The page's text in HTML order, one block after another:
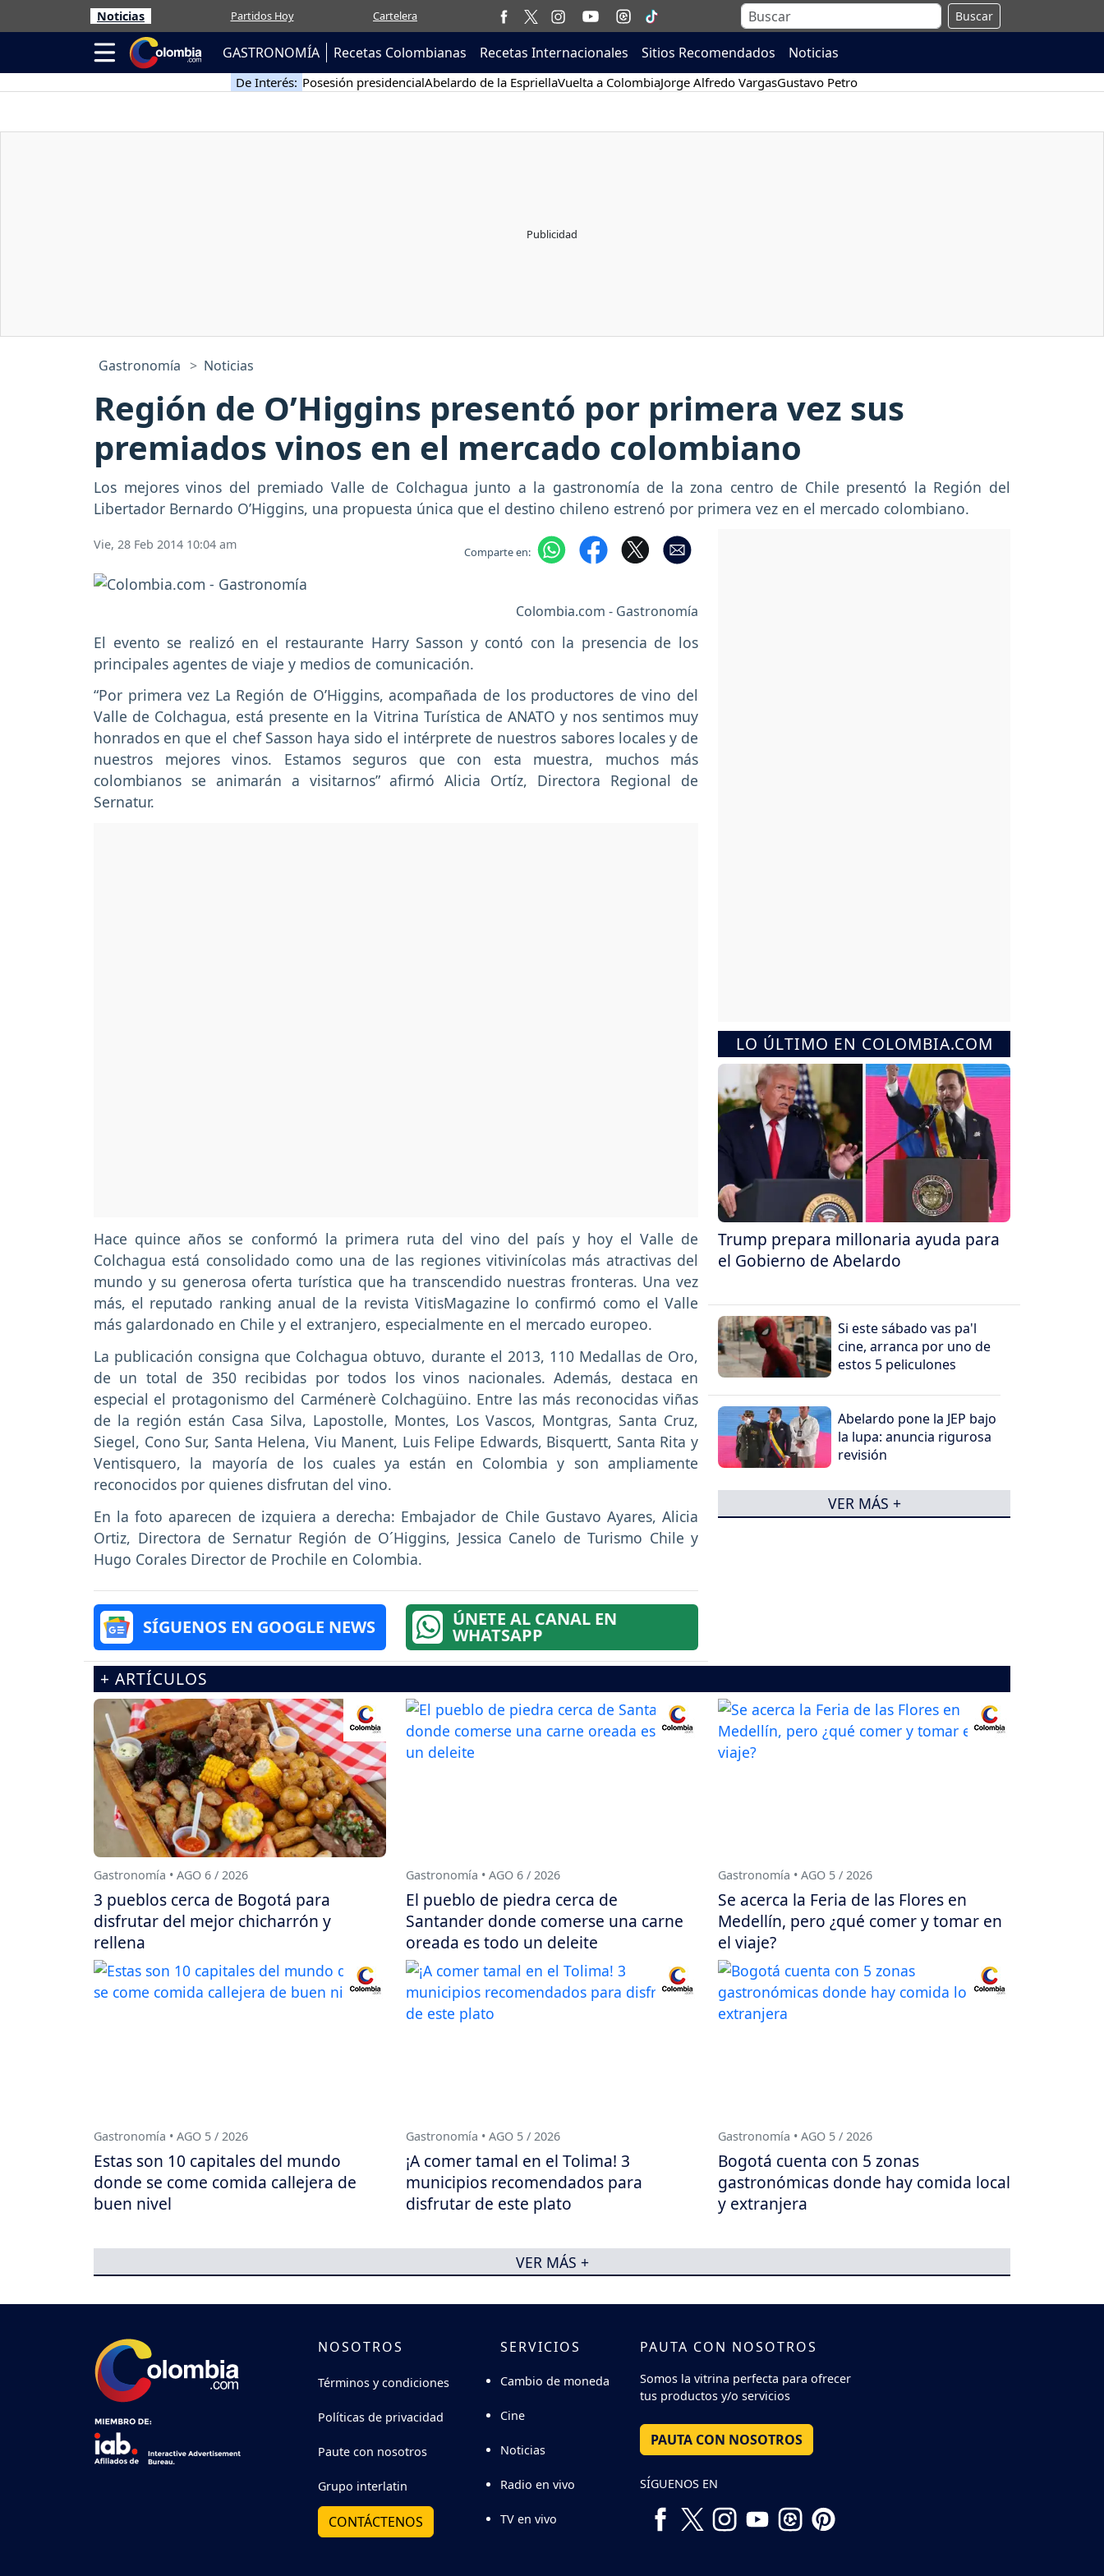
Noticias Partidos Hoy Cartelera Buscar
GASTRONOMÍA Recetas Colombianas Recetas Internacionales Sitios Recomendados Noticias
De Interés: Posesión presidencialAbelardo de la EspriellaVuelta a ColombiaJorge Alfredo VargasGustavo Petro
Gastronomía Noticias
Región de O’Higgins presentó por primera vez sus
premiados vinos en el mercado colombiano
Los mejores vinos del premiado Valle de Colchagua junto a la gastronomía de la zona centro de Chile presentó la Región del
Libertador Bernardo O’Higgins, una propuesta única que el destino chileno estrenó por primera vez en el mercado colombiano.
Vie, 28 Feb 2014 10:04 am Comparte en:
Colombia.com - Gastronomía
El evento se realizó en el restaurante Harry Sasson y contó con la presencia de los
principales agentes de viaje y medios de comunicación.
“Por primera vez La Región de O’Higgins, acompañada de los productores de vino del
Valle de Colchagua, está presente en la Vitrina Turística de ANATO y nos sentimos muy
honrados en que el chef Sasson haya sido el intérprete de nuestros sabores locales y de
nuestros mejores vinos. Estamos seguros que con esta muestra, muchos más
colombianos se animarán a visitarnos” afirmó Alicia Ortíz, Directora Regional de
Sernatur.
Hace quince años se conformó la primera ruta del vino del país y hoy el Valle de
Colchagua está consolidado como una de las regiones vitivinícolas más atractivas del
mundo y su generosa oferta turística que ha transcendido nuestras fronteras. Una vez
más, el reputado ranking anual de la revista VitisMagazine lo confirmó como el Valle
más galardonado en Chile y el extranjero, especialmente en el mercado europeo.
La publicación consigna que Colchagua obtuvo, durante el 2013, 110 Medallas de Oro,
de un total de 350 recibidas por todos los vinos nacionales. Además, destaca en
especial el protagonismo del Carménerè Colchagüino. Entre las más reconocidas viñas
de la región están Casa Silva, Lapostolle, Montes, Los Vascos, Montgras, Santa Cruz,
Siegel, Cono Sur, Santa Helena, Viu Manent, Luis Felipe Edwards, Bisquertt, Santa Rita y
Ventisquero, la mayoría de los cuales ya están en Colombia y son ampliamente
reconocidos por quienes disfrutan del vino.
En la foto aparecen de izquiera a derecha: Embajador de Chile Gustavo Ayares, Alicia
Ortiz, Directora de Sernatur Región de O´Higgins, Jessica Canelo de Turismo Chile y
Hugo Corales Director de Prochile en Colombia.
SÍGUENOS EN GOOGLE NEWS ÚNETE AL CANAL EN
WHATSAPP
LO ÚLTIMO EN COLOMBIA.COM
Trump prepara millonaria ayuda para
el Gobierno de Abelardo
Si este sábado vas pa'l
cine, arranca por uno de
estos 5 peliculones
Abelardo pone la JEP bajo
la lupa: anuncia rigurosa
revisión
VER MÁS +
+ ARTÍCULOS
Gastronomía • AGO 6 / 2026
3 pueblos cerca de Bogotá para
disfrutar del mejor chicharrón y
rellena
Gastronomía • AGO 6 / 2026
El pueblo de piedra cerca de
Santander donde comerse una carne
oreada es todo un deleite
Gastronomía • AGO 5 / 2026
Se acerca la Feria de las Flores en
Medellín, pero ¿qué comer y tomar en
el viaje?
Gastronomía • AGO 5 / 2026
Estas son 10 capitales del mundo
donde se come comida callejera de
buen nivel
Gastronomía • AGO 5 / 2026
¡A comer tamal en el Tolima! 3
municipios recomendados para
disfrutar de este plato
Gastronomía • AGO 5 / 2026
Bogotá cuenta con 5 zonas
gastronómicas donde hay comida local
y extranjera
VER MÁS +
NOSOTROS
Términos y condiciones
Políticas de privacidad
Paute con nosotros
Grupo interlatin
CONTÁCTENOS
SERVICIOS
Cambio de moneda
Cine
Noticias
Radio en vivo
TV en vivo
PAUTA CON NOSOTROS
Somos la vitrina perfecta para ofrecer
tus productos y/o servicios
PAUTA CON NOSOTROS
SÍGUENOS EN